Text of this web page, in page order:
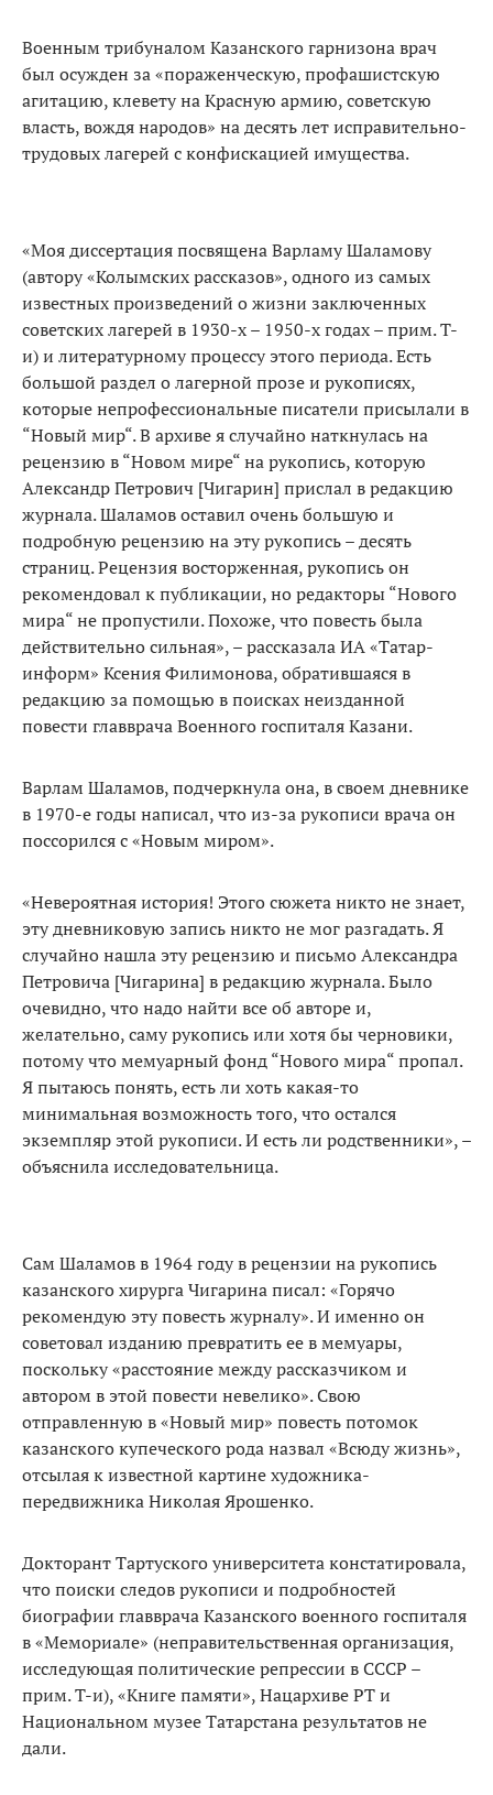
Военным трибуналом Казанского гарнизона врач
был осужден за «пораженческую, профашистскую
агитацию, клевету на Красную армию, советскую
власть, вождя народов» на десять лет исправительно-
трудовых лагерей с конфискацией имущества.
«Моя диссертация посвящена Варламу Шаламову
(автору «Колымских рассказов», одного из самых
известных произведений о жизни заключенных
советских лагерей в 1930-х – 1950-х годах – прим. Т-
и) и литературному процессу этого периода. Есть
большой раздел о лагерной прозе и рукописях,
которые непрофессиональные писатели присылали в
“Новый мир“. В архиве я случайно наткнулась на
рецензию в “Новом мире“ на рукопись, которую
Александр Петрович [Чигарин] прислал в редакцию
журнала. Шаламов оставил очень большую и
подробную рецензию на эту рукопись – десять
страниц. Рецензия восторженная, рукопись он
рекомендовал к публикации, но редакторы “Нового
мира“ не пропустили. Похоже, что повесть была
действительно сильная», – рассказала ИА «Татар-
информ» Ксения Филимонова, обратившаяся в
редакцию за помощью в поисках неизданной
повести главврача Военного госпиталя Казани.
Варлам Шаламов, подчеркнула она, в своем дневнике
в 1970-е годы написал, что из-за рукописи врача он
поссорился с «Новым миром».
«Невероятная история! Этого сюжета никто не знает,
эту дневниковую запись никто не мог разгадать. Я
случайно нашла эту рецензию и письмо Александра
Петровича [Чигарина] в редакцию журнала. Было
очевидно, что надо найти все об авторе и,
желательно, саму рукопись или хотя бы черновики,
потому что мемуарный фонд “Нового мира“ пропал.
Я пытаюсь понять, есть ли хоть какая-то
минимальная возможность того, что остался
экземпляр этой рукописи. И есть ли родственники», –
объяснила исследовательница.
Сам Шаламов в 1964 году в рецензии на рукопись
казанского хирурга Чигарина писал: «Горячо
рекомендую эту повесть журналу». И именно он
советовал изданию превратить ее в мемуары,
поскольку «расстояние между рассказчиком и
автором в этой повести невелико». Свою
отправленную в «Новый мир» повесть потомок
казанского купеческого рода назвал «Всюду жизнь»,
отсылая к известной картине художника-
передвижника Николая Ярошенко.
Докторант Тартуского университета констатировала,
что поиски следов рукописи и подробностей
биографии главврача Казанского военного госпиталя
в «Мемориале» (неправительственная организация,
исследующая политические репрессии в СССР –
прим. Т-и), «Книге памяти», Нацархиве РТ и
Национальном музее Татарстана результатов не
дали.